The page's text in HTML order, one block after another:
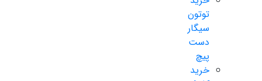
توتون
سیگار
دست
پیچ
خرید